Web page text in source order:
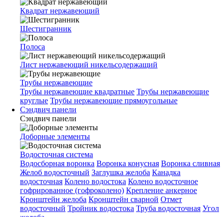
Квадрат нержавеющий
Шестигранник
Полоса
Лист нержавеющий никельсодержащий
Трубы нержавеющие
Трубы нержавеющие квадратные Трубы нержавеющие
круглые Трубы нержавеющие прямоугольные
Сэндвич панели
Сэндвич панели
Доборные элементы
Водосточная система
Водосборная воронка Воронка конусная Воронка сливная
Желоб водосточный Заглушка желоба Канадка
водосточная Колено водостока Колено водосточное
гофрированное (гофроколено) Крепление анкерное
Кронштейн желоба Кронштейн сварной Отмет
водосточный Тройник водостока Труба водосточная Угол